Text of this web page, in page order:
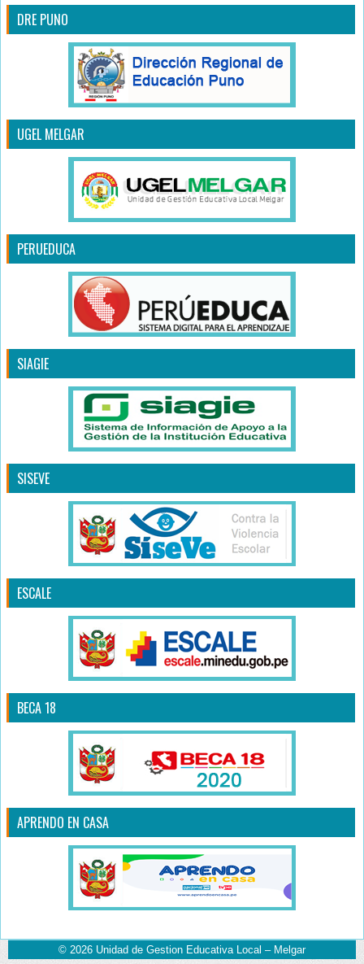
DRE PUNO
UGEL MELGAR
PERUEDUCA
SIAGIE
SISEVE
ESCALE
BECA 18
APRENDO EN CASA
© 2026 Unidad de Gestion Educativa Local – Melgar